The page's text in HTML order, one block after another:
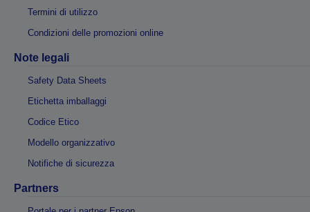
Termini di utilizzo
Condizioni delle promozioni online
Note legali
Safety Data Sheets
Etichetta imballaggi
Codice Etico
Modello organizzativo
Notifiche di sicurezza
Partners